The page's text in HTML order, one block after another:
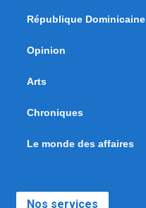
République Dominicaine
Opinion
Arts
Chroniques
Le monde des affaires